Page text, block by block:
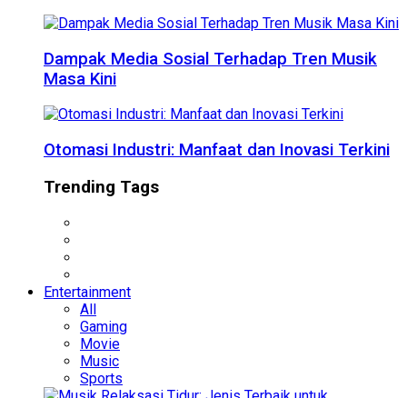
Dampak Media Sosial Terhadap Tren Musik
Masa Kini
Otomasi Industri: Manfaat dan Inovasi Terkini
Trending Tags
Entertainment
All
Gaming
Movie
Music
Sports